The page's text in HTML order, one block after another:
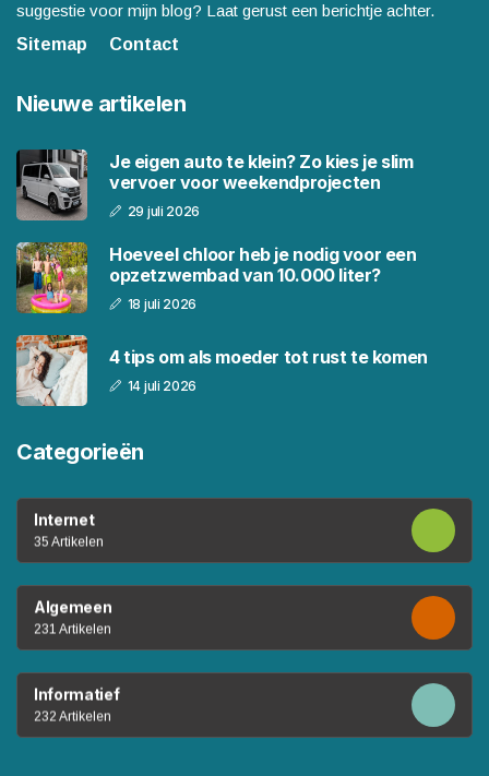
suggestie voor mijn blog? Laat gerust een berichtje achter.
Sitemap
Contact
Nieuwe artikelen
Je eigen auto te klein? Zo kies je slim
vervoer voor weekendprojecten
29 juli 2026
Hoeveel chloor heb je nodig voor een
opzetzwembad van 10.000 liter?
18 juli 2026
4 tips om als moeder tot rust te komen
14 juli 2026
Categorieën
Internet
35 Artikelen
Algemeen
231 Artikelen
Informatief
232 Artikelen